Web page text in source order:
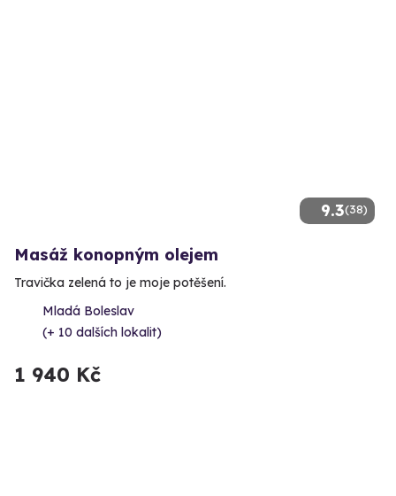
9.3(38)
Masáž konopným olejem
Travička zelená to je moje potěšení.
Mladá Boleslav
(+ 10 dalších lokalit)
1 940 Kč